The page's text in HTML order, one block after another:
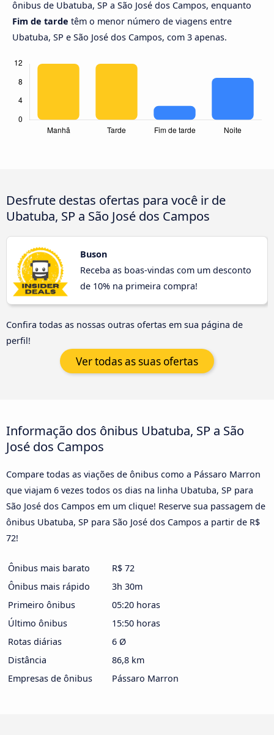
ônibus de Ubatuba, SP a São José dos Campos, enquanto
Fim de tarde têm o menor número de viagens entre
Ubatuba, SP e São José dos Campos, com 3 apenas.
Desfrute destas ofertas para você ir de
Ubatuba, SP a São José dos Campos
Buson
Receba as boas-vindas com um desconto
de 10% na primeira compra!
Confira todas as nossas outras ofertas em sua página de
perfil!
Ver todas as suas ofertas
Informação dos ônibus Ubatuba, SP a São
José dos Campos
Compare todas as viações de ônibus como a Pássaro Marron
que viajam 6 vezes todos os dias na linha Ubatuba, SP para
São José dos Campos em um clique! Reserve sua passagem de
ônibus Ubatuba, SP para São José dos Campos a partir de R$
72!
Ônibus mais barato
R$ 72
Ônibus mais rápido
3h 30m
Primeiro ônibus
05:20 horas
Último ônibus
15:50 horas
Rotas diárias
6 Ø
Distância
86,8 km
Empresas de ônibus
Pássaro Marron